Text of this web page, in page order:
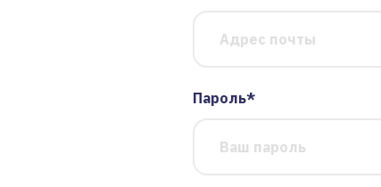
Пароль*